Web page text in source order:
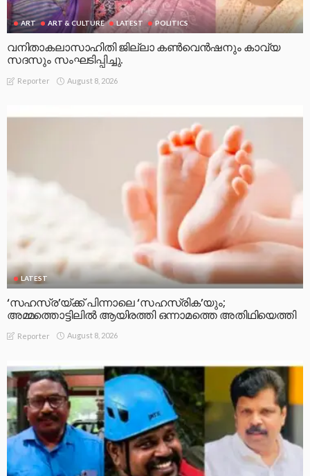
ART ART & CULTURE LATEST POLITICS
വനിതാകലാസാഹിതി ജില്ലാ കൺവെൻഷനും കാവ്യ
സദസും സംഘടിപ്പിച്ചു.
Reporter August 8, 2026
LATEST
‘സഹസ്ര’യ്ക്ക് പിന്നാലെ ‘സഹസ്രിക’യും;
അമ്മത്തൊട്ടിലിൽ ആയിരത്തി ഒന്നാമത്തെ അതിഥിയെത്തി
Reporter August 8, 2026